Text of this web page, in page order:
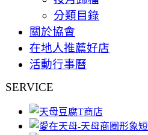
分類目錄
關於協會
在地人推薦好店
活動行事曆
SERVICE